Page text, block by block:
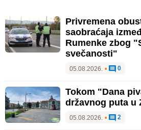
Privremena
saobraćaja
Rumenke zbog
svečanosti"
05.08.2026. • 0
Tokom "Dana
državnog puta u
05.08.2026. • 2